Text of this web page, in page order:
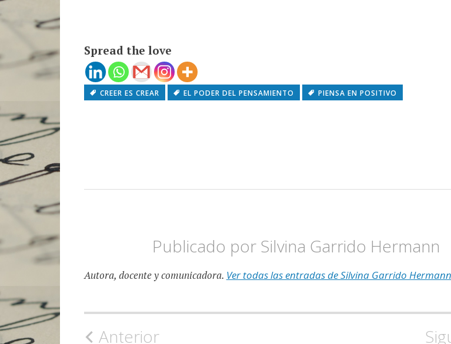
Spread the love
ESCRITURA
CREER ES CREAR EL PODER DEL PENSAMIENTO PIENSA EN POSITIVO
Publicado por Silvina Garrido Hermann
Autora, docente y comunicadora. Ver todas las entradas de Silvina Garrido Hermann
Navegación
Anterior